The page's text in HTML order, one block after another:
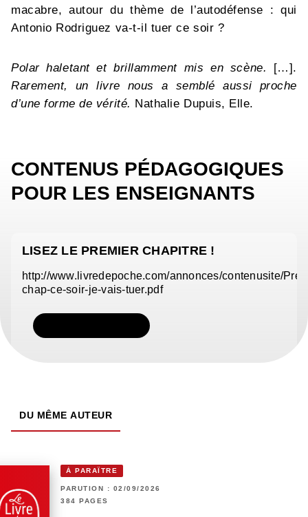
macabre, autour du thème de l’autodéfense : qui
Antonio Rodriguez va-t-il tuer ce soir ?
Polar haletant et brillamment mis en scène.
[…].
Rarement, un livre nous a semblé aussi proche
d’une forme de vérité. Nathalie Dupuis, Elle.
CONTENUS PÉDAGOGIQUES
POUR LES ENSEIGNANTS
LISEZ LE PREMIER CHAPITRE !
http://www.livredepoche.com/annonces/contenusite/
chap-ce-soir-je-vais-tuer.pdf
DU MÊME AUTEUR
À PARAÎTRE
PARUTION : 02/09/2026
384 PAGES